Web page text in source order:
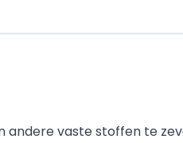
vaste stoffen te